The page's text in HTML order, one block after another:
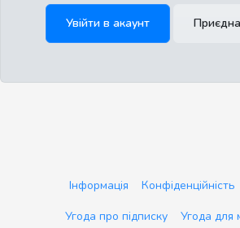
Увійти в акаунт
Інформація Конфіденційність
Угода про підписку
Угода для